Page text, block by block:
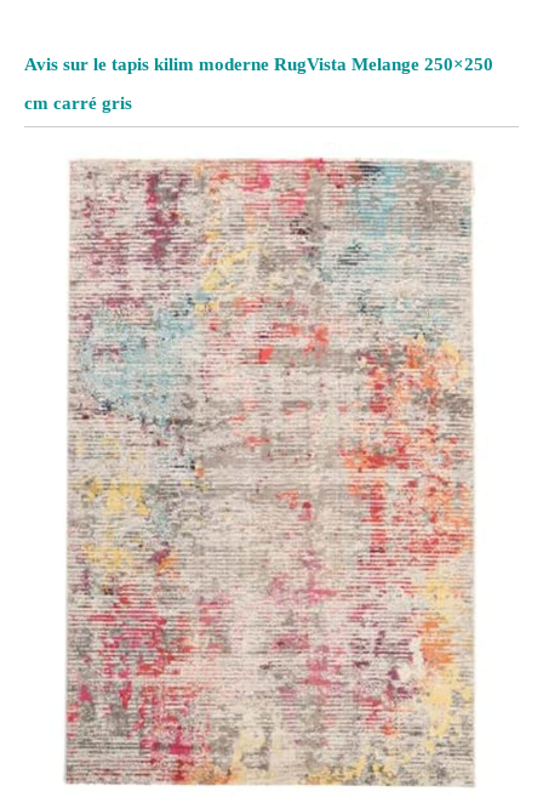
Avis sur le tapis kilim moderne RugVista Melange 250×250
cm carré gris